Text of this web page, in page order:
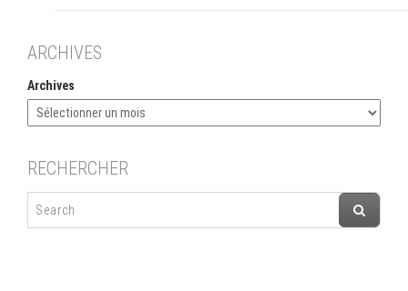
ARCHIVES
Archives
RECHERCHER